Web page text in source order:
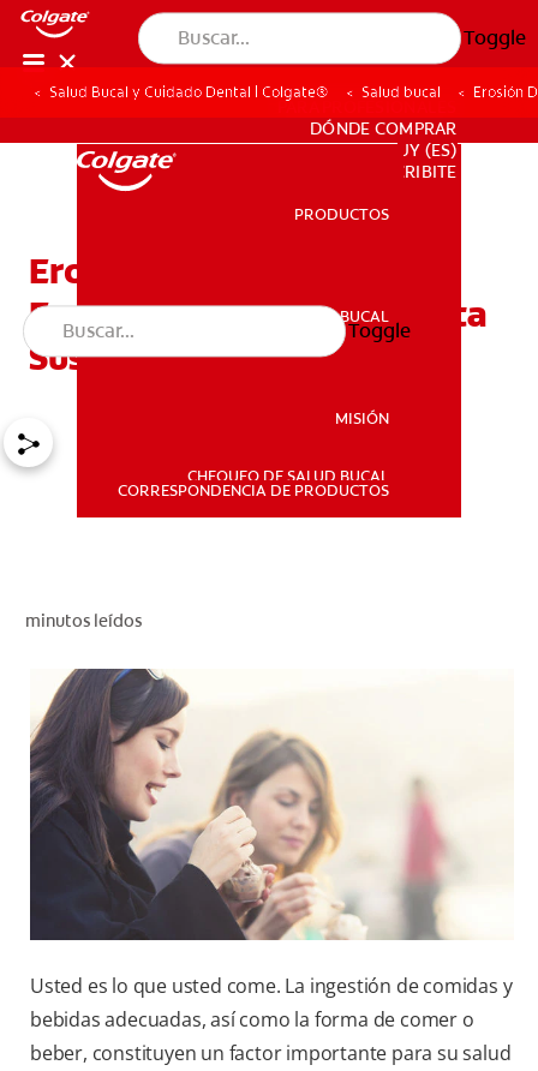
Toggle
SALUD BUCAL
SUSCRIBITE
PARA PROFESIONALES
DÓNDE COMPRAR
UY (ES)
SUSCRIBITE
PRODUCTOS
SALUD BUCAL
MISIÓN
CHEQUEO DE SALUD BUCAL
CORRESPONDENCIA DE PRODUCTOS
Toggle
Salud Bucal y Cuidado Dental | Colgate® Salud bucal Erosión
Erosión Dental: Como La
Erosión Del Esmalte Afecta
Sus Dientes
minutos leídos
Usted es lo que usted come. La ingestión de comidas y
bebidas adecuadas, así como la forma de comer o
beber, constituyen un factor importante para su salud